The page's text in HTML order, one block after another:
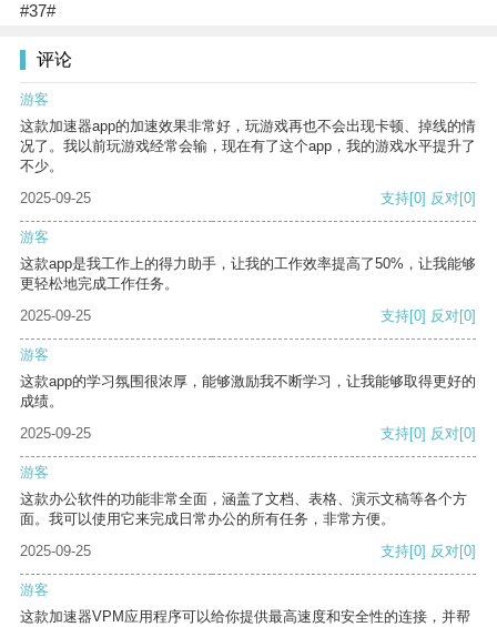
#37#
评论
游客
这款加速器app的加速效果非常好，玩游戏再也不会出现卡顿、掉线的情
况了。我以前玩游戏经常会输，现在有了这个app，我的游戏水平提升了
不少。
2025-09-25
支持[0] 反对[0]
游客
这款app是我工作上的得力助手，让我的工作效率提高了50%，让我能够
更轻松地完成工作任务。
2025-09-25
支持[0] 反对[0]
游客
这款app的学习氛围很浓厚，能够激励我不断学习，让我能够取得更好的
成绩。
2025-09-25
支持[0] 反对[0]
游客
这款办公软件的功能非常全面，涵盖了文档、表格、演示文稿等各个方
面。我可以使用它来完成日常办公的所有任务，非常方便。
2025-09-25
支持[0] 反对[0]
游客
这款加速器VPM应用程序可以给你提供最高速度和安全性的连接，并帮